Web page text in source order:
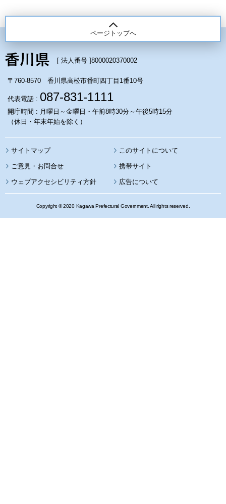
ページトップへ
[ 法人番号 ]8000020370002
〒760-8570 香川県高松市番町四丁目1番10号
代表電話 : 087-831-1111
開庁時間 : 月曜日～金曜日・午前8時30分～午後5時15分
（休日・年末年始を除く）
サイトマップ このサイトについて
携帯サイト
ウェブアクセシビリティ方針 広告について
Copyright © 2020 Kagawa Prefectural Government. All rights reserved.